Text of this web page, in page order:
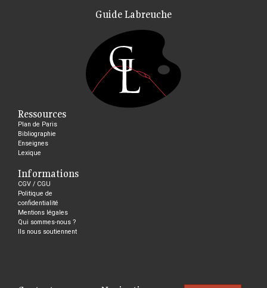
Guide Labreuche
Ressources
Plan de Paris
Bibliographie
Enseignes
Lexique
Informations
CGV / CGU
Politique de
confidentialité
Mentions légales
Qui sommes-nous ?
Ils nous soutiennent